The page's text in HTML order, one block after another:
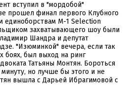
вступил в "мордобой"
прошел финал первого Клубного
единоборствам М-1 Selection
захватывающего шоу были
Шандра и депутат
"Изюминкой" вечера, если так
боях, был выход на ринг
Татьяны Монтян. Бороться
но лучше бы этого и не
вышла с Дарьей Ибрагимовой с